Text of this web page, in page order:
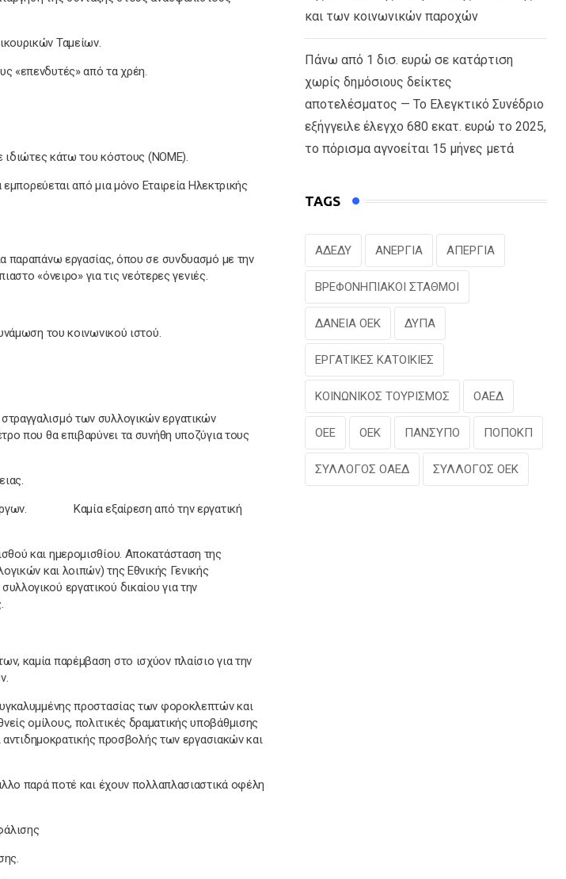
Ταμείων.
«επενδυτές» από τα χρέη.
ιδιώτες κάτω του κόστους (ΝΟΜΕ).
από μια μόνο Εταιρεία Ηλεκτρικής
παραπάνω εργασίας, όπου σε συνδυασμό με την
«όνειρο» για τις νεότερες γενιές.
του κοινωνικού ιστού.
των συλλογικών εργατικών
που θα επιβαρύνει τα συνήθη υποζύγια τους
ανέργων. Καμία εξαίρεση από την εργατική
και ημερομισθίου. Αποκατάσταση της
και λοιπών) της Εθνικής Γενικής
εργατικού δικαίου για την
καμία παρέμβαση στο ισχύον πλαίσιο για την
προστασίας των φοροκλεπτών και
ομίλους, πολιτικές δραματικής υποβάθμισης
προσβολής των εργασιακών και
παρά ποτέ και έχουν πολλαπλασιαστικά οφέλη
και των κοινωνικών παροχών
Πάνω από 1 δισ. ευρώ σε κατάρτιση
χωρίς δημόσιους δείκτες
αποτελέσματος — Το Ελεγκτικό Συνέδριο
εξήγγειλε έλεγχο 680 εκατ. ευρώ το 2025,
το πόρισμα αγνοείται 15 μήνες μετά
TAGS
ΑΔΕΔΥ ΑΝΕΡΓΙΑ ΑΠΕΡΓΙΑ
ΒΡΕΦΟΝΗΠΙΑΚΟΙ ΣΤΑΘΜΟΙ
ΔΑΝΕΙΑ ΟΕΚ ΔΥΠΑ
ΕΡΓΑΤΙΚΕΣ ΚΑΤΟΙΚΙΕΣ
ΚΟΙΝΩΝΙΚΟΣ ΤΟΥΡΙΣΜΟΣ ΟΑΕΔ
ΟΕΕ ΟΕΚ ΠΑΝΣΥΠΟ ΠΟΠΟΚΠ
ΣΥΛΛΟΓΟΣ ΟΑΕΔ ΣΥΛΛΟΓΟΣ ΟΕΚ